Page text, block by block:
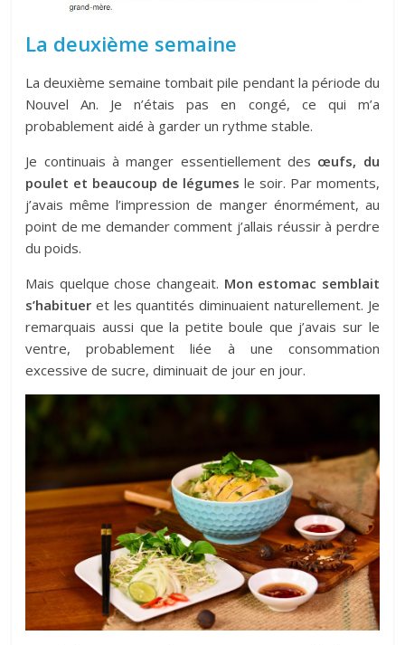
La deuxième semaine
La deuxième semaine tombait pile pendant la période du
Nouvel An. Je n’étais pas en congé, ce qui m’a
probablement aidé à garder un rythme stable.
Je continuais à manger essentiellement des œufs, du
poulet et beaucoup de légumes le soir. Par moments,
j’avais même l’impression de manger énormément, au
point de me demander comment j’allais réussir à perdre
du poids.
Mais quelque chose changeait. Mon estomac semblait
s’habituer et les quantités diminuaient naturellement. Je
remarquais aussi que la petite boule que j’avais sur le
ventre, probablement liée à une consommation
excessive de sucre, diminuait de jour en jour.